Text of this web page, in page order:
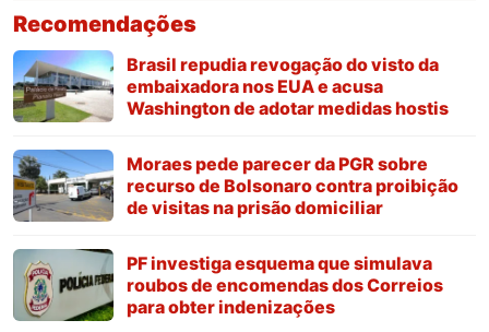
Recomendações
Brasil repudia revogação do visto da
embaixadora nos EUA e acusa
Washington de adotar medidas hostis
Moraes pede parecer da PGR sobre
recurso de Bolsonaro contra proibição
de visitas na prisão domiciliar
PF investiga esquema que simulava
roubos de encomendas dos Correios
para obter indenizações